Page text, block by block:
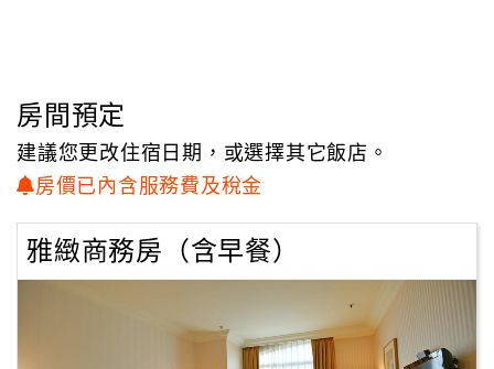
員
帳
戶
房間預定
建議您更改住宿日期，或選擇其它飯店。
房價已內含服務費及稅金
雅緻商務房（含早餐）